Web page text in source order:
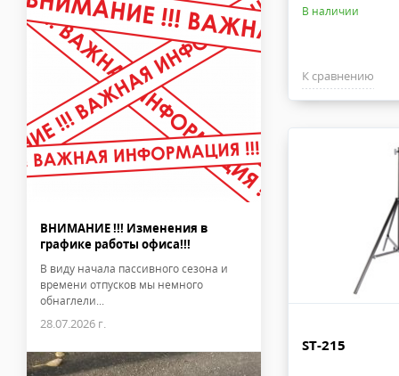
ВНИМАНИЕ !!! Изменения в
графике работы офиса!!!
В виду начала пассивного сезона и
времени отпусков мы немного
обнаглели...
28.07.2026 г.
В наличии
К сравнению
ST-215